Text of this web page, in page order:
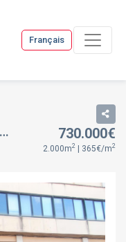
Français
730.000€
2.000m2 | 365€/m2